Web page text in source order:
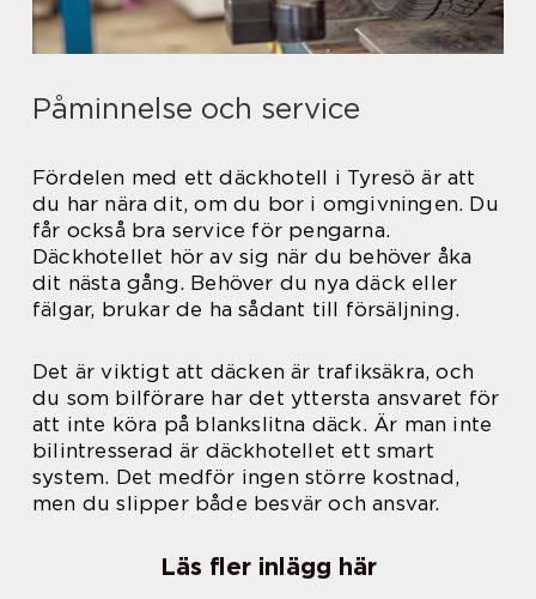
Påminnelse och service
Fördelen med ett däckhotell i Tyresö är att
du har nära dit, om du bor i omgivningen. Du
får också bra service för pengarna.
Däckhotellet hör av sig när du behöver åka
dit nästa gång. Behöver du nya däck eller
fälgar, brukar de ha sådant till försäljning.
Det är viktigt att däcken är trafiksäkra, och
du som bilförare har det yttersta ansvaret för
att inte köra på blankslitna däck. Är man inte
bilintresserad är däckhotellet ett smart
system. Det medför ingen större kostnad,
men du slipper både besvär och ansvar.
Läs fler inlägg här